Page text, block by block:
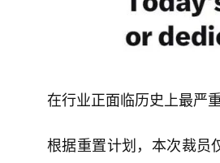
在行业正面临历史上最严
根据重置计划，本次裁